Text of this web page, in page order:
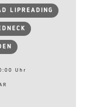
LIPREADING
Uhr